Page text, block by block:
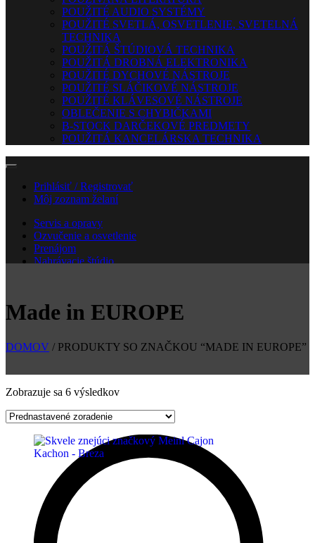
POUŽITÉ AUDIO SYSTÉMY
POUŽITÉ SVETLÁ, OSVETLENIE, SVETELNÁ
TECHNIKA
POUŽITÁ ŠTÚDIOVÁ TECHNIKA
POUŽITÁ DROBNÁ ELEKTRONIKA
POUŽITÉ DYCHOVÉ NÁSTROJE
POUŽITÉ SLÁČIKOVÉ NÁSTROJE
POUŽITÉ KLÁVESOVÉ NÁSTROJE
OBLEČENIE S CHYBIČKAMI
B-STOCK DARČEKOVÉ PREDMETY
POUŽITÁ KANCELÁRSKA TECHNIKA
Prihlásiť / Registrovať
Môj zoznam želaní
Servis a opravy
Ozvučenie a osvetlenie
Prenájom
Nahrávacie štúdio
Made in EUROPE
DOMOV / PRODUKTY SO ZNAČKOU “MADE IN EUROPE”
Zobrazuje sa 6 výsledkov